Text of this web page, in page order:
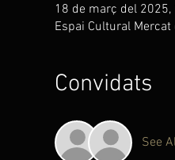
18 de març del
Espai Cultural Mercat
Convidats
See